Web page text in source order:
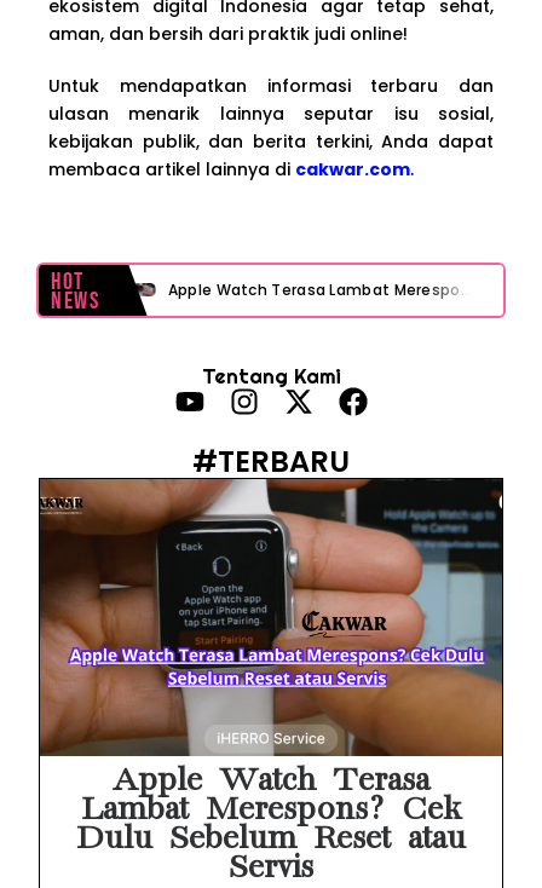
ekosistem digital Indonesia agar tetap sehat,
aman, dan bersih dari praktik judi online!
Untuk mendapatkan informasi terbaru dan
ulasan menarik lainnya seputar isu sosial,
kebijakan publik, dan berita terkini, Anda dapat
membaca artikel lainnya di cakwar.com.
Hot
News Apple Watch Terasa Lambat Merespons? Cek Dulu Sebelum Reset atau Servis
Prabowo Sebut ‘Londo Ireng’, Ray Rangkuti Desak DPR Bersikap, Ini Ulasan Politiknya
Febrie Adriansyah Ditahan, Mengapa Tanpa Rompi Pink? Ini Penjelasan dan Faktanya
Tentang Kami
#TERBARU
Apple Watch Terasa
Lambat Merespons? Cek
Dulu Sebelum Reset atau
Servis